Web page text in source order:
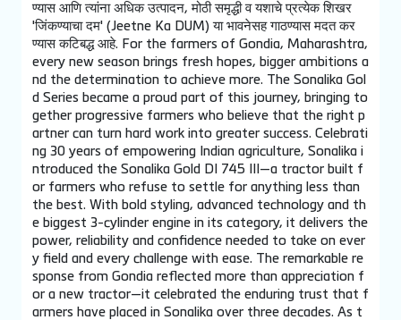
ण्यास आणि त्यांना अधिक उत्पादन, मोठी समृद्धी व यशाचे प्रत्येक शिखर
'जिंकण्याचा दम' (Jeetne Ka DUM) या भावनेसह गाठण्यास मदत कर
ण्यास कटिबद्ध आहे. For the farmers of Gondia, Maharashtra,
every new season brings fresh hopes, bigger ambitions a
nd the determination to achieve more. The Sonalika Gol
d Series became a proud part of this journey, bringing to
gether progressive farmers who believe that the right p
artner can turn hard work into greater success. Celebrati
ng 30 years of empowering Indian agriculture, Sonalika i
ntroduced the Sonalika Gold DI 745 III—a tractor built f
or farmers who refuse to settle for anything less than
the best. With bold styling, advanced technology and th
e biggest 3-cylinder engine in its category, it delivers the
power, reliability and confidence needed to take on ever
y field and every challenge with ease. The remarkable re
sponse from Gondia reflected more than appreciation f
or a new tractor—it celebrated the enduring trust that f
armers have placed in Sonalika over three decades. As t